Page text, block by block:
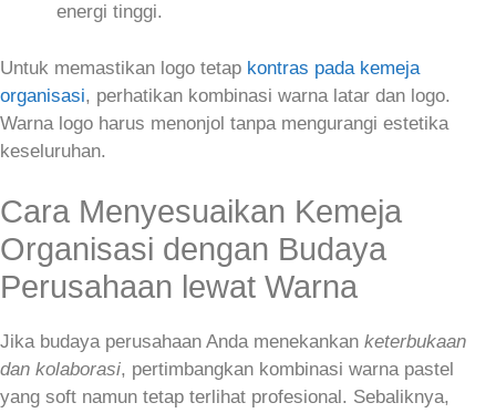
energi tinggi.
Untuk memastikan logo tetap kontras pada kemeja
organisasi, perhatikan kombinasi warna latar dan logo.
Warna logo harus menonjol tanpa mengurangi estetika
keseluruhan.
Cara Menyesuaikan Kemeja
Organisasi dengan Budaya
Perusahaan lewat Warna
Jika budaya perusahaan Anda menekankan keterbukaan
dan kolaborasi, pertimbangkan kombinasi warna pastel
yang soft namun tetap terlihat profesional. Sebaliknya,